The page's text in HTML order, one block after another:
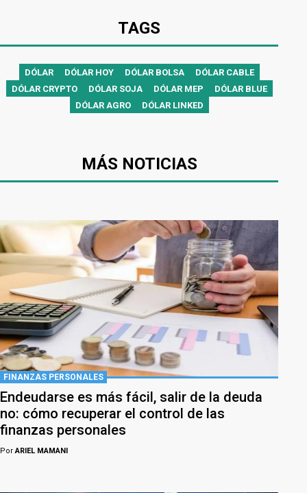
TAGS
DÓLAR DÓLAR HOY DÓLAR BOLSA
DÓLAR CABLE
DÓLAR CRYPTO
DÓLAR SOJA DÓLAR MEP
DÓLAR BLUE
DÓLAR AGRO
DÓLAR LINKED
MÁS NOTICIAS
FINANZAS PERSONALES
Endeudarse es más fácil, salir de la deuda
no: cómo recuperar el control de las
finanzas personales
PorARIEL MAMANI